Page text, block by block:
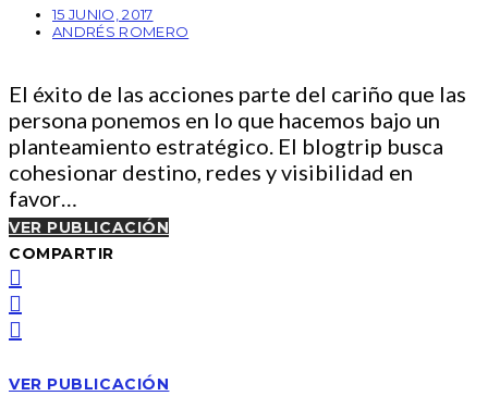
15 JUNIO, 2017
ANDRÉS ROMERO
El éxito de las acciones parte del cariño que las
persona ponemos en lo que hacemos bajo un
planteamiento estratégico. El blogtrip busca
cohesionar destino, redes y visibilidad en
favor…
VER PUBLICACIÓN
COMPARTIR
VER PUBLICACIÓN